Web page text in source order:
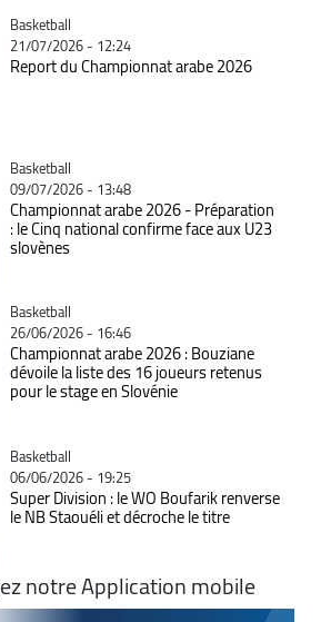
Catégorie
Basketball
21/07/2026 - 12:24
Report du Championnat arabe 2026
Catégorie
Basketball
09/07/2026 - 13:48
Championnat arabe 2026 - Préparation
: le Cinq national confirme face aux U23
slovènes
Catégorie
Basketball
26/06/2026 - 16:46
Championnat arabe 2026 : Bouziane
dévoile la liste des 16 joueurs retenus
pour le stage en Slovénie
Catégorie
Basketball
06/06/2026 - 19:25
Super Division : le WO Boufarik renverse
le NB Staouéli et décroche le titre
notre Application mobile